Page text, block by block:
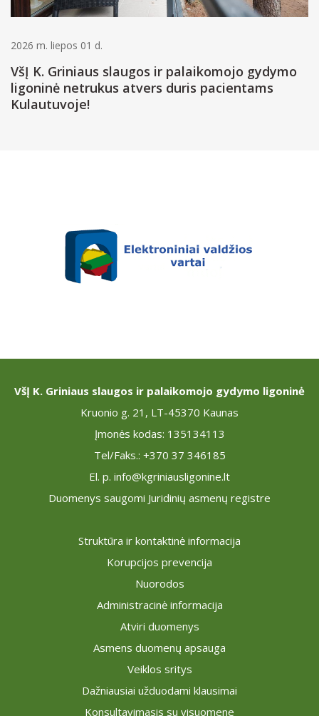
2026 m. liepos 01 d.
VšĮ K. Griniaus slaugos ir palaikomojo gydymo
ligoninė netrukus atvers duris pacientams
Kulautuvoje!
VšĮ K. Griniaus slaugos ir palaikomojo gydymo ligoninė
Kruonio g. 21, LT-45370 Kaunas
Įmonės kodas: 135134113
Tel/Faks.: +370 37 346185
El. p. info@kgriniausligonine.lt
Duomenys saugomi Juridinių asmenų registre
Struktūra ir kontaktinė informacija
Korupcijos prevencija
Nuorodos
Administracinė informacija
Atviri duomenys
Asmens duomenų apsauga
Veiklos sritys
Dažniausiai užduodami klausimai
Konsultavimasis su visuomene